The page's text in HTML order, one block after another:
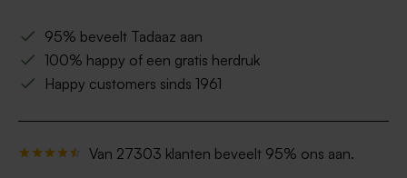
95% beveelt Tadaaz aan
100% happy of een gratis herdruk
Happy customers sinds 1961
Van 27303 klanten beveelt 95% ons aan.